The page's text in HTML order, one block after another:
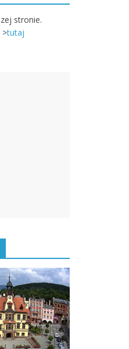
stronie.
>tutaj